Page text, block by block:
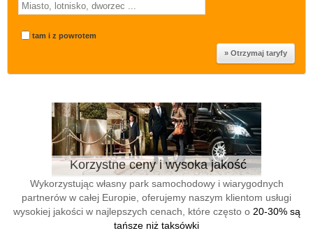
tam i z powrotem
Korzystne ceny i wysoka jakość
Wykorzystując własny park samochodowy i wiarygodnych
partnerów w całej Europie, oferujemy naszym klientom usługi
wysokiej jakości w najlepszych cenach, które często o 20-30% są
tańsze niż taksówki